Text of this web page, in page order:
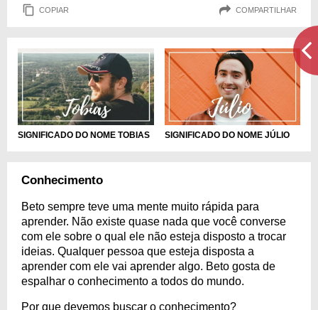
COPIAR COMPARTILHAR
SIGNIFICADO DO NOME TOBIAS SIGNIFICADO DO NOME JÚLIO
Conhecimento
Beto sempre teve uma mente muito rápida para
aprender. Não existe quase nada que você converse
com ele sobre o qual ele não esteja disposto a trocar
ideias. Qualquer pessoa que esteja disposta a
aprender com ele vai aprender algo. Beto gosta de
espalhar o conhecimento a todos do mundo.
Por que devemos buscar o conhecimento?